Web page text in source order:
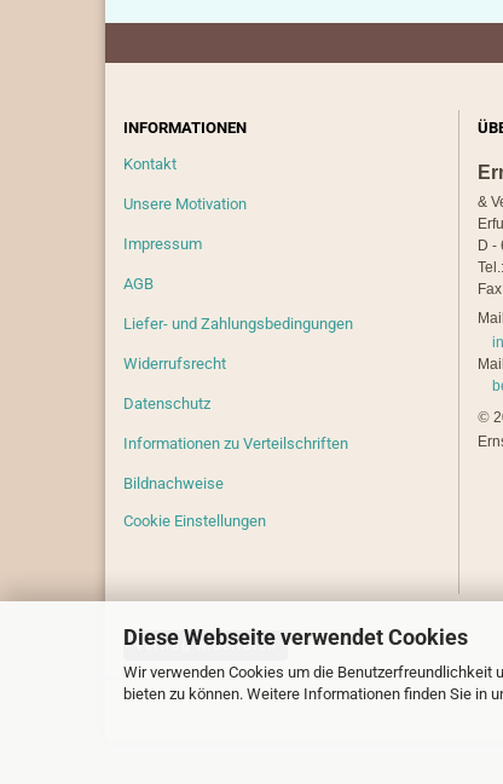
Diese Webseite verwendet Cookies
Wir verwenden Cookies um die
bieten zu können. Weitere Informationen finden Sie in
INFORMATIONEN
Kontakt
Unsere Motivation
Impressum
AGB
Liefer- und Zahlungsbedingungen
Widerrufsrecht
Datenschutz
Informationen zu Verteilschriften
Bildnachweise
Cookie Einstellungen
&
D -
©
Vertrag widerrufen